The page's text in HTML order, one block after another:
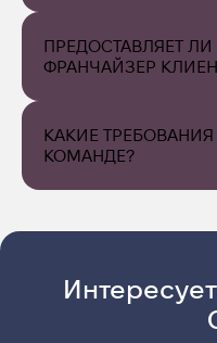
ПРЕДОСТАВЛЯЕТ
ФРАНЧАЙЗЕР
КАКИЕ ТРЕБОВАНИЯ
КОМАНДЕ?